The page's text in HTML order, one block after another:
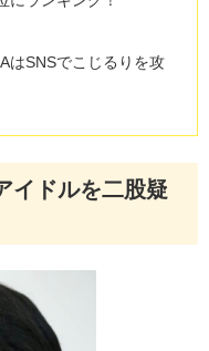
はSNSでこじるりを攻
イドルを二股疑